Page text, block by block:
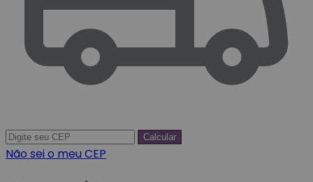
Calcular
Não sei o meu CEP